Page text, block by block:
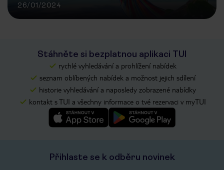
26/01/2024
Stáhněte si bezplatnou aplikaci TUI
rychlé vyhledávání a prohlížení nabídek
seznam oblíbených nabídek a možnost jejich sdílení
historie vyhledávání a naposledy zobrazené nabídky
kontakt s TUI a všechny informace o tvé rezervaci v myTUI
Přihlaste se k odběru novinek